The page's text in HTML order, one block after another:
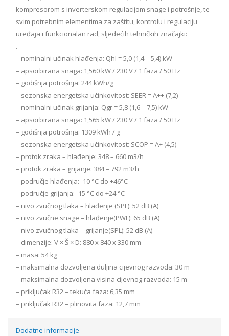
kompresorom s inverterskom regulacijom snage i potrošnje, te
svim potrebnim elementima za zaštitu, kontrolu i regulaciju
uređaja i funkcionalan rad, sljedećih tehničkih značajki:
.
– nominalni učinak hlađenja: Qhl = 5,0 (1,4 – 5,4) kW
– apsorbirana snaga: 1,560 kW / 230 V / 1 faza / 50 Hz
– godišnja potrošnja: 244 kWh/g
– sezonska energetska učinkovitost: SEER = A++ (7,2)
– nominalni učinak grijanja: Qgr = 5,8 (1,6 – 7,5) kW
– apsorbirana snaga: 1,565 kW / 230 V / 1 faza / 50 Hz
– godišnja potrošnja: 1309 kWh / g
– sezonska energetska učinkovitost: SCOP = A+ (4,5)
– protok zraka – hlađenje: 348 – 660 m3/h
– protok zraka – grijanje: 384 – 792 m3/h
– područje hlađenja: -10 °C do +46°C
– područje grijanja: -15 °C do +24 °C
– nivo zvučnog tlaka – hlađenje (SPL): 52 dB (A)
– nivo zvučne snage – hlađenje(PWL): 65 dB (A)
– nivo zvučnog tlaka – grijanje(SPL): 52 dB (A)
– dimenzije: V × Š × D: 880 x 840 x 330 mm
– masa: 54 kg
– maksimalna dozvoljena duljina cijevnog razvoda: 30 m
– maksimalna dozvoljena visina cijevnog razvoda: 15 m
– priključak R32 – tekuća faza: 6,35 mm
– priključak R32 – plinovita faza: 12,7 mm
Dodatne informacije